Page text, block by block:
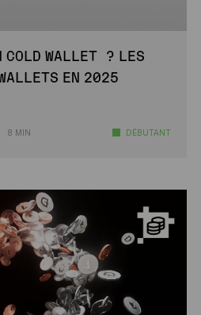
COLD WALLET ? LES
EN 2025
8 MIN DÉBUTANT